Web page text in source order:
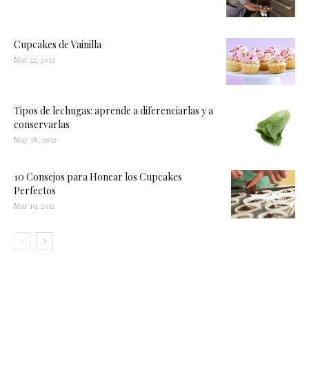
Cupcakes de Vainilla
Mar 22, 2012
Tipos de lechugas: aprende a diferenciarlas y a
conservarlas
May 18, 2012
10 Consejos para Honear los Cupcakes
Perfectos
Mar 19, 2012